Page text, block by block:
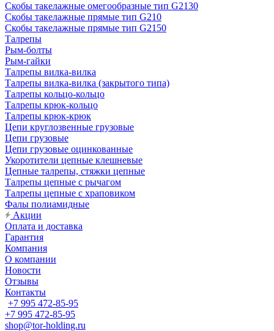
Скобы такелажные омегообразные тип G2130
Скобы такелажные прямые тип G210
Скобы такелажные прямые тип G2150
Талрепы
Рым-болты
Рым-гайки
Талрепы вилка-вилка
Талрепы вилка-вилка (закрытого типа)
Талрепы кольцо-кольцо
Талрепы крюк-кольцо
Талрепы крюк-крюк
Цепи круглозвенные грузовые
Цепи грузовые
Цепи грузовые оцинкованные
Укоротители цепные клешневые
Цепные талрепы, стяжки цепные
Талрепы цепные с рычагом
Талрепы цепные с храповиком
Фалы полиамидные
Акции
Оплата и доставка
Гарантия
Компания
О компании
Новости
Отзывы
Контакты
+7 995 472-85-95
+7 995 472-85-95
shop@tor-holding.ru